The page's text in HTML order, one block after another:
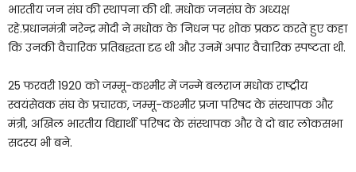
भारतीय जन संघ की स्थापना की थी. मधोक जनसंघ के अध्यक्ष
रहे.प्रधानमंत्री नरेन्द्र मोदी ने मधोक के निधन पर शोक प्रकट करते हुए कहा
कि उनकी वैचारिक प्रतिबद्धता दृढ थी और उनमें अपार वैचारिक स्पष्टता थी.
25 फरवरी 1920 को जम्मू-कश्मीर में जन्मे बलराज मधोक राष्ट्रीय
स्वयंसेवक संघ के प्रचारक, जम्मू-कश्मीर प्रजा परिषद के संस्थापक और
मंत्री, अखिल भारतीय विद्यार्थी परिषद के संस्थापक और वे दो बार लोकसभा
सदस्य भी बने.